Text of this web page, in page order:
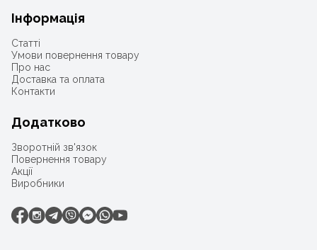
Інформація
Статті
Умови повернення товару
Про нас
Доставка та оплата
Контакти
Додатково
Зворотній зв'язок
Повернення товару
Акції
Виробники